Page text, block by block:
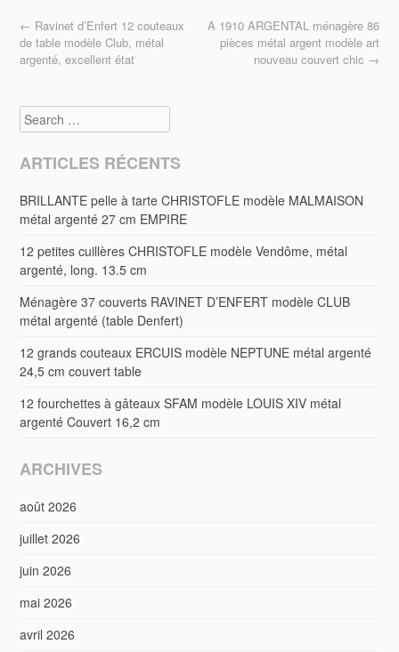
o
o
Post navigation
← Ravinet d’Enfert 12 couteaux
de table modèle Club, métal
argenté, excellent état
A 1910 ARGENTAL ménagère 86
pièces métal argent modèle art
nouveau couvert chic →
Search
ARTICLES RÉCENTS
BRILLANTE pelle à tarte CHRISTOFLE modèle MALMAISON
métal argenté 27 cm EMPIRE
12 petites cuillères CHRISTOFLE modèle Vendôme, métal
argenté, long. 13.5 cm
Ménagère 37 couverts RAVINET D’ENFERT modèle CLUB
métal argenté (table Denfert)
12 grands couteaux ERCUIS modèle NEPTUNE métal argenté
24,5 cm couvert table
12 fourchettes à gâteaux SFAM modèle LOUIS XIV métal
argenté Couvert 16,2 cm
ARCHIVES
août 2026
juillet 2026
juin 2026
mai 2026
avril 2026